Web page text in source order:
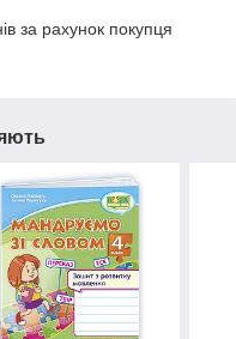
за рахунок покупця